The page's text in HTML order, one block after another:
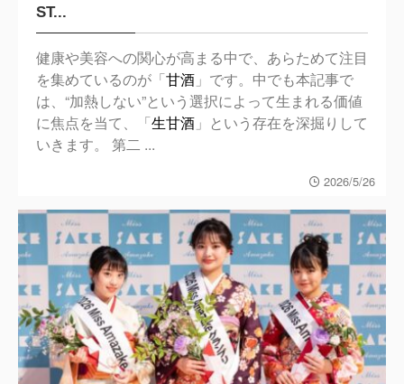
ST...
健康や美容への関心が高まる中で、あらためて注目
を集めているのが「甘酒 」です。中でも本記事で
は、“加熱しない”という選択によって生まれる価値
に焦点を当て、「生甘酒 」という存在を深掘りして
いきます。 第二 ...
2026/5/26